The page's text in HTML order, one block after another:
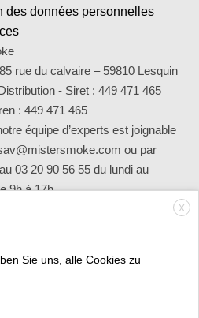
des données personnelles
rue du calvaire – 59810 Lesquin
- Siret : 449 471 465
: 449 471 465
équipe d’experts est joignable
ou par
03 20 90 56 55 du lundi au
9h à 17h.
X
Sie uns, alle Cookies zu